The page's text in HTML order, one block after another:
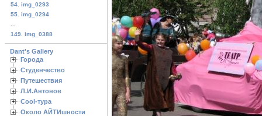
54. img_0293
55. img_0294
149. img_0388
Dant's Gallery
Города
Студенчество
Путешествия
Л.И.Антонов
Cool-тура
Около АЙТИшности